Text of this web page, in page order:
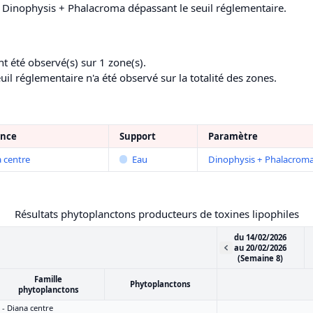
+ Phalacroma dépassant le seuil réglementaire.
été observé(s) sur 1 zone(s).
réglementaire n'a été observé sur la totalité des zones.
Support
Paramètre
centre
Eau Dinophysis +
Résultats phytoplanctons producteurs de toxines lipophiles
du 14/02/2026
au 20/02/2026
(Semaine 8)
Famille
phytoplanctons
Phytoplanctons
- Diana centre